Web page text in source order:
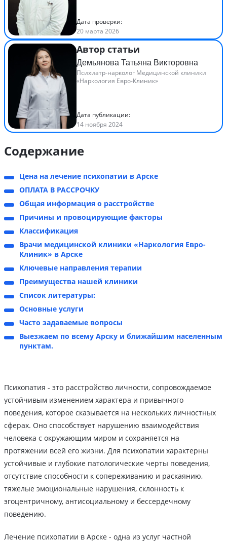
Дата проверки:
20 марта 2026
Автор статьи
Демьянова Татьяна Викторовна
Психиатр-нарколог Медицинской клиники
«Наркология Евро-Клиник»
Дата публикации:
14 ноября 2024
Содержание
Цена на лечение психопатии в Арске
ОПЛАТА В РАССРОЧКУ
Общая информация о расстройстве
Причины и провоцирующие факторы
Классификация
Врачи медицинской клиники «Наркология Евро-
Клиник» в Арске
Ключевые направления терапии
Преимущества нашей клиники
Список литературы:
Основные услуги
Часто задаваемые вопросы
Выезжаем по всему Арску и ближайшим населенным
пунктам.
Психопатия - это расстройство личности, сопровождаемое
устойчивым изменением характера и привычного
поведения, которое сказывается на нескольких личностных
сферах. Оно способствует нарушению взаимодействия
человека с окружающим миром и сохраняется на
протяжении всей его жизни. Для психопатии характерны
устойчивые и глубокие патологические черты поведения,
отсутствие способности к сопереживанию и раскаянию,
тяжелые эмоциональные нарушения, склонность к
эгоцентричному, антисоциальному и бессердечному
поведению.
Лечение психопатии в Арске - одна из услуг частной